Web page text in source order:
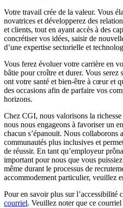
Votre travail crée de la valeur. Vous
novatrices et développerez des
et clients, tout en ayant accès à des
concrétiser vos idées, saisir de
d’une expertise sectorielle et
Vous ferez évoluer votre carrière en
bâtie pour croître et durer. Vous serez
ont votre santé et bien-être à cœur et
des occasions afin de parfaire vos
horizons.
Chez CGI, nous valorisons la
nous nous engageons à favoriser un
chacun s’épanouit. Nous collaborons
communautés plus inclusives et
de réussir. En tant qu’employeur
important pour nous que vous
même durant le processus de
accommodement particulier, veuillez
Pour en savoir plus sur l’accessibilité
courriel. Veuillez noter que ce